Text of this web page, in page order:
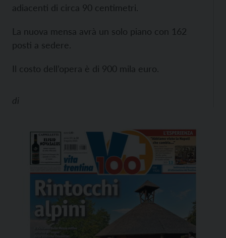
adiacenti di circa 90 centimetri.
La nuova mensa avrà un solo piano con 162
posti a sedere.
Il costo dell’opera è di 900 mila euro.
di